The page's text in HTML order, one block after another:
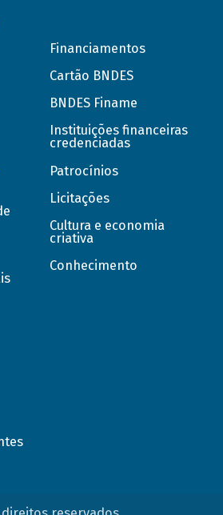
Financiamentos
Cartão BNDES
BNDES Finame
Instituições financeiras
credenciadas
Patrocínios
Licitações
Cultura e economia
criativa
Conhecimento